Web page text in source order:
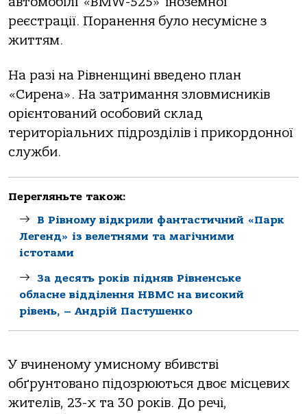
реєстрації. Поранення було несумісне з
життям.
На разі на Рівненщині введено план
«Сирена». На затримання зловмисників
орієнтований особовий склад
територіальних підрозділів і прикордонної
служби.
Перегляньте також:
В Рівному відкрили фантастичний «Парк
Легенд» із велетнями та магічними
істотами
За десять років підняв Рівненське
обласне відділення НВМС на високий
рівень, – Андрій Пастушенко
У вчиненому умисному вбивстві
обґрунтовано підозрюються двоє місцевих
жителів, 23-х та 30 років. До речі,